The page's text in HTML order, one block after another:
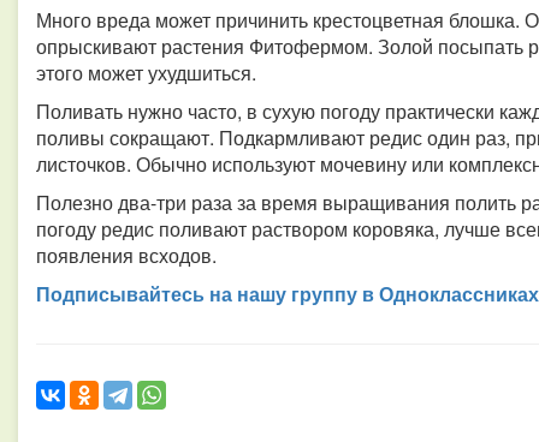
Много вреда может причинить крестоцветная блошка.
опрыскивают растения Фитофермом. Золой посыпать
этого может ухудшиться.
Поливать нужно часто, в сухую погоду практически
поливы сокращают. Подкармливают редис один раз,
листочков. Обычно используют мочевину или
Полезно два-три раза за время выращивания полить
погоду редис поливают раствором коровяка, лучше
появления всходов.
Подписывайтесь на нашу группу в Одноклассниках